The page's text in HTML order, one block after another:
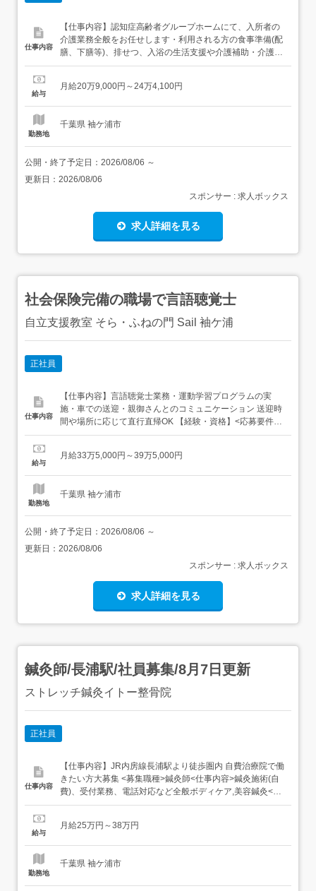
仕事内容
【仕事内容】認知症高齢者グループホームにて、入所者の
介護業務全般をお任せします・利用される方の食事準備(配
膳、下膳等)、排せつ、入浴の生活支援や介護補助・介護記
録の記入や作成・利用される方の在宅復帰に向けた生活リ
などのレクリエーション・上記に付随する業務従事すべき
給与
月給20万9,000円～24万4,100円
勤務地
千葉県 袖ケ浦市
公開・終了予定日： 2026/08/06 ～
更新日： 2026/08/06
スポンサー : 求人ボックス
求人詳細を見る
社会保険完備の職場で言語聴覚士
自立支援教室 そら・ふねの門 Sail 袖ケ浦
正社員
仕事内容
【仕事内容】言語聴覚士業務・運動学習プログラムの実
施・車での送迎・親御さんとのコミュニケーション 送迎時
間や場所に応じて直行直帰OK 【経験・資格】<応募要件>
言語聴覚士<歓迎要件>普通自動車運転免許保持者歓迎 【給
基本給 270,000円+時間外手当60,000円(みなし残業30時間
給与
月給33万5,000円～39万5,000円
勤務地
千葉県 袖ケ浦市
公開・終了予定日： 2026/08/06 ～
更新日： 2026/08/06
スポンサー : 求人ボックス
求人詳細を見る
鍼灸師/長浦駅/社員募集/8月7日更新
ストレッチ鍼灸イトー整骨院
正社員
仕事内容
【仕事内容】JR内房線長浦駅より徒歩圏内 自費治療院で働
きたい方大募集 <募集職種>鍼灸師<仕事内容>鍼灸施術(自
費)、受付業務、電話対応など全般ボディケア,美容鍼灸<必
要経験><業種>鍼灸師<施設形態>接骨院・整骨院 鍼灸院<
福利厚生>社会保険完備研修補助食事会補助インセンティ
給与
月給25万円～38万円
勤務地
千葉県 袖ケ浦市